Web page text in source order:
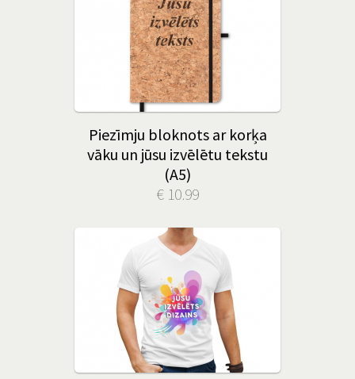
Piezīmju bloknots ar korķa
vāku un jūsu izvēlētu tekstu
(A5)
€ 10.99